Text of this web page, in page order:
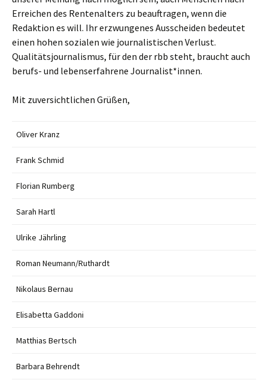
Erreichen des Rentenalters zu beauftragen, wenn die
Redaktion es will. Ihr erzwungenes Ausscheiden bedeutet
einen hohen sozialen wie journalistischen Verlust.
Qualitätsjournalismus, für den der rbb steht, braucht auch
berufs- und lebenserfahrene Journalist*innen.
Mit zuversichtlichen Grüßen,
Oliver Kranz
Frank Schmid
Florian Rumberg
Sarah Hartl
Ulrike Jährling
Roman Neumann/Ruthardt
Nikolaus Bernau
Elisabetta Gaddoni
Matthias Bertsch
Barbara Behrendt